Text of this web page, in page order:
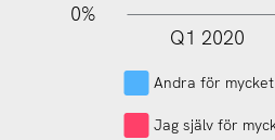
0%
Q1 2020
Andra för
Jag själv för